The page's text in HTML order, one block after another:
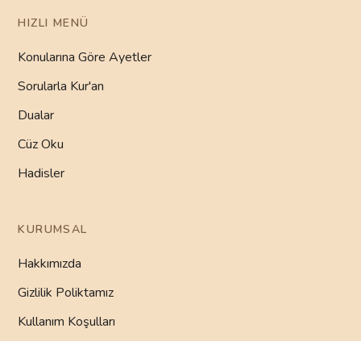
HIZLI MENÜ
Konularına Göre Ayetler
Sorularla Kur'an
Dualar
Cüz Oku
Hadisler
KURUMSAL
Hakkımızda
Gizlilik Poliktamız
Kullanım Koşulları